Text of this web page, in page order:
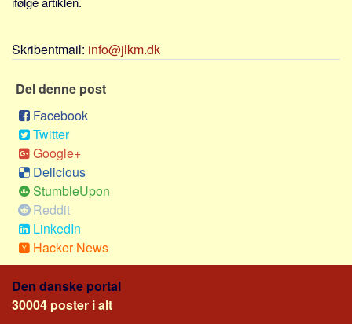
Alle
Køb og salg
Økonomi
Jura og regler
Skatter og afgifter
Statistik
Praktisk
Alle
Meta
Dokumenttyper
Emner
Skribenter
Skribentmail: info@jlkm.dk
Del denne post
Facebook
Twitter
Google+
Delicious
StumbleUpon
Reddit
LinkedIn
Hacker News
Den danske portal
30004 poster i alt